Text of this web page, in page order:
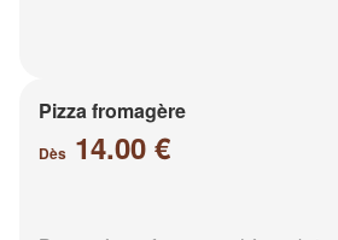
Pizza fromagère
Dès 14.00 €